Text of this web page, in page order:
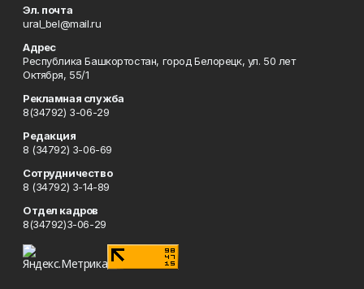
Эл. почта
ural_bel@mail.ru
Адрес
Республика Башкортостан, город Белорецк, ул. 50 лет
Октября, 55/1
Рекламная служба
8(34792) 3-06-29
Редакция
8 (34792) 3-06-69
Сотрудничество
8 (34792) 3-14-89
Отдел кадров
8(34792)3-06-29